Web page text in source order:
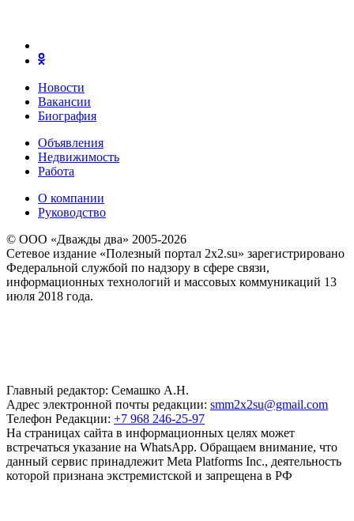
Новости
Вакансии
Биография
Объявления
Недвижимость
Работа
О компании
Руководство
© ООО «Дважды два» 2005-2026
Сетевое издание «Полезный портал 2x2.su» зарегистрировано
Федеральной службой по надзору в сфере связи,
информационных технологий и массовых коммуникаций 13
июля 2018 года.
Главный редактор: Семашко А.Н.
Адрес электронной почты редакции: smm2x2su@gmail.com
Телефон Редакции: +7 968 246-25-97
На страницах сайта в информационных целях может
встречаться указание на WhatsApp. Обращаем внимание, что
данный сервис принадлежит Meta Platforms Inc., деятельность
которой признана экстремистской и запрещена в РФ